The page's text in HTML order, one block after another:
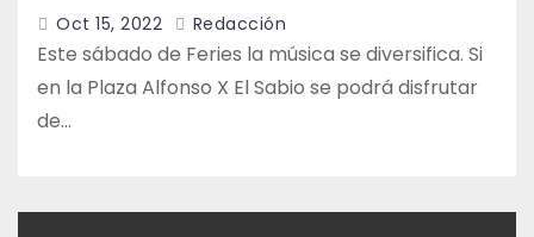
Oct 15, 2022 Redacción
Este sábado de Feries la música se diversifica. Si
en la Plaza Alfonso X El Sabio se podrá disfrutar
de…